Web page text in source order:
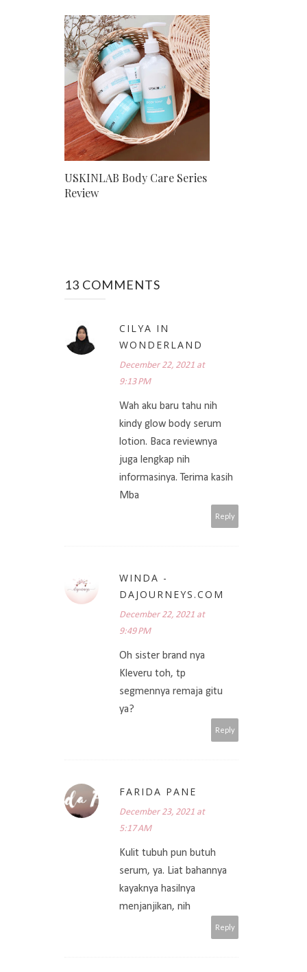
USKINLAB Body Care Series
Review
13 COMMENTS
CILYA IN
WONDERLAND
December 22, 2021 at
9:13 PM
Wah aku baru tahu nih
kindy glow body serum
lotion. Baca reviewnya
juga lengkap nih
informasinya. Terima kasih
Mba
Reply
WINDA -
DAJOURNEYS.COM
December 22, 2021 at
9:49 PM
Oh sister brand nya
Kleveru toh, tp
segmennya remaja gitu
ya?
Reply
FARIDA PANE
December 23, 2021 at
5:17 AM
Kulit tubuh pun butuh
serum, ya. Liat bahannya
kayaknya hasilnya
menjanjikan, nih
Reply